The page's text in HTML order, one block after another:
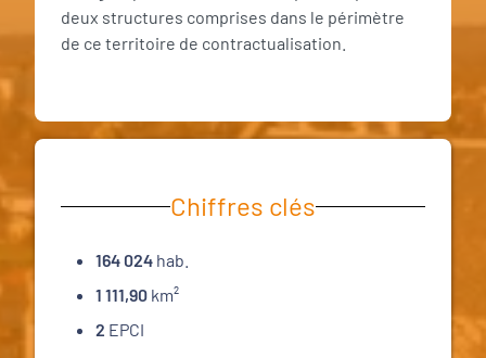
deux structures comprises dans le périmètre
de ce territoire de contractualisation.
Chiffres clés
164 024 hab.
1 111,90 km²
2 EPCI